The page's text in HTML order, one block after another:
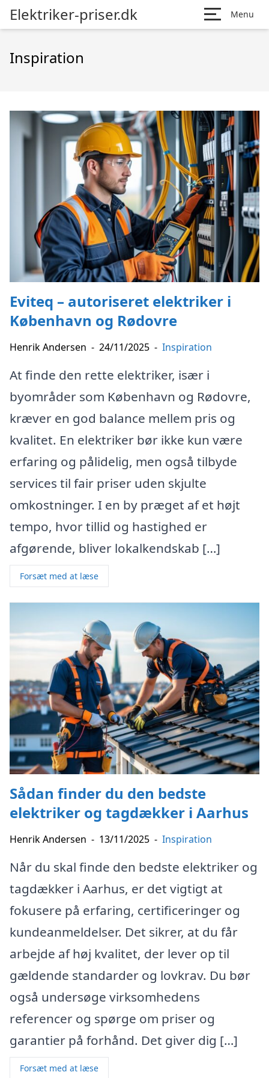
Elektriker-priser.dk Menu
Inspiration
Eviteq – autoriseret elektriker i
København og Rødovre
Henrik Andersen - 24/11/2025 - Inspiration
At finde den rette elektriker, især i
byområder som København og Rødovre,
kræver en god balance mellem pris og
kvalitet. En elektriker bør ikke kun være
erfaring og pålidelig, men også tilbyde
services til fair priser uden skjulte
omkostninger. I en by præget af et højt
tempo, hvor tillid og hastighed er
afgørende, bliver lokalkendskab […]
Forsæt med at læse
Sådan finder du den bedste
elektriker og tagdækker i Aarhus
Henrik Andersen - 13/11/2025 - Inspiration
Når du skal finde den bedste elektriker og
tagdækker i Aarhus, er det vigtigt at
fokusere på erfaring, certificeringer og
kundeanmeldelser. Det sikrer, at du får
arbejde af høj kvalitet, der lever op til
gældende standarder og lovkrav. Du bør
også undersøge virksomhedens
referencer og spørge om priser og
garantier på forhånd. Det giver dig […]
Forsæt med at læse